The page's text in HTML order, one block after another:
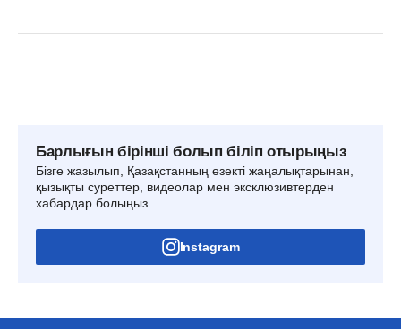
Барлығын бірінші болып біліп отырыңыз
Бізге жазылып, Қазақстанның өзекті жаңалықтарынан,
қызықты суреттер, видеолар мен эксклюзивтерден
хабардар болыңыз.
Instagram